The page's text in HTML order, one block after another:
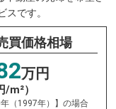
スです。
買価格相場
万円
m²）
（1997年）】の場合